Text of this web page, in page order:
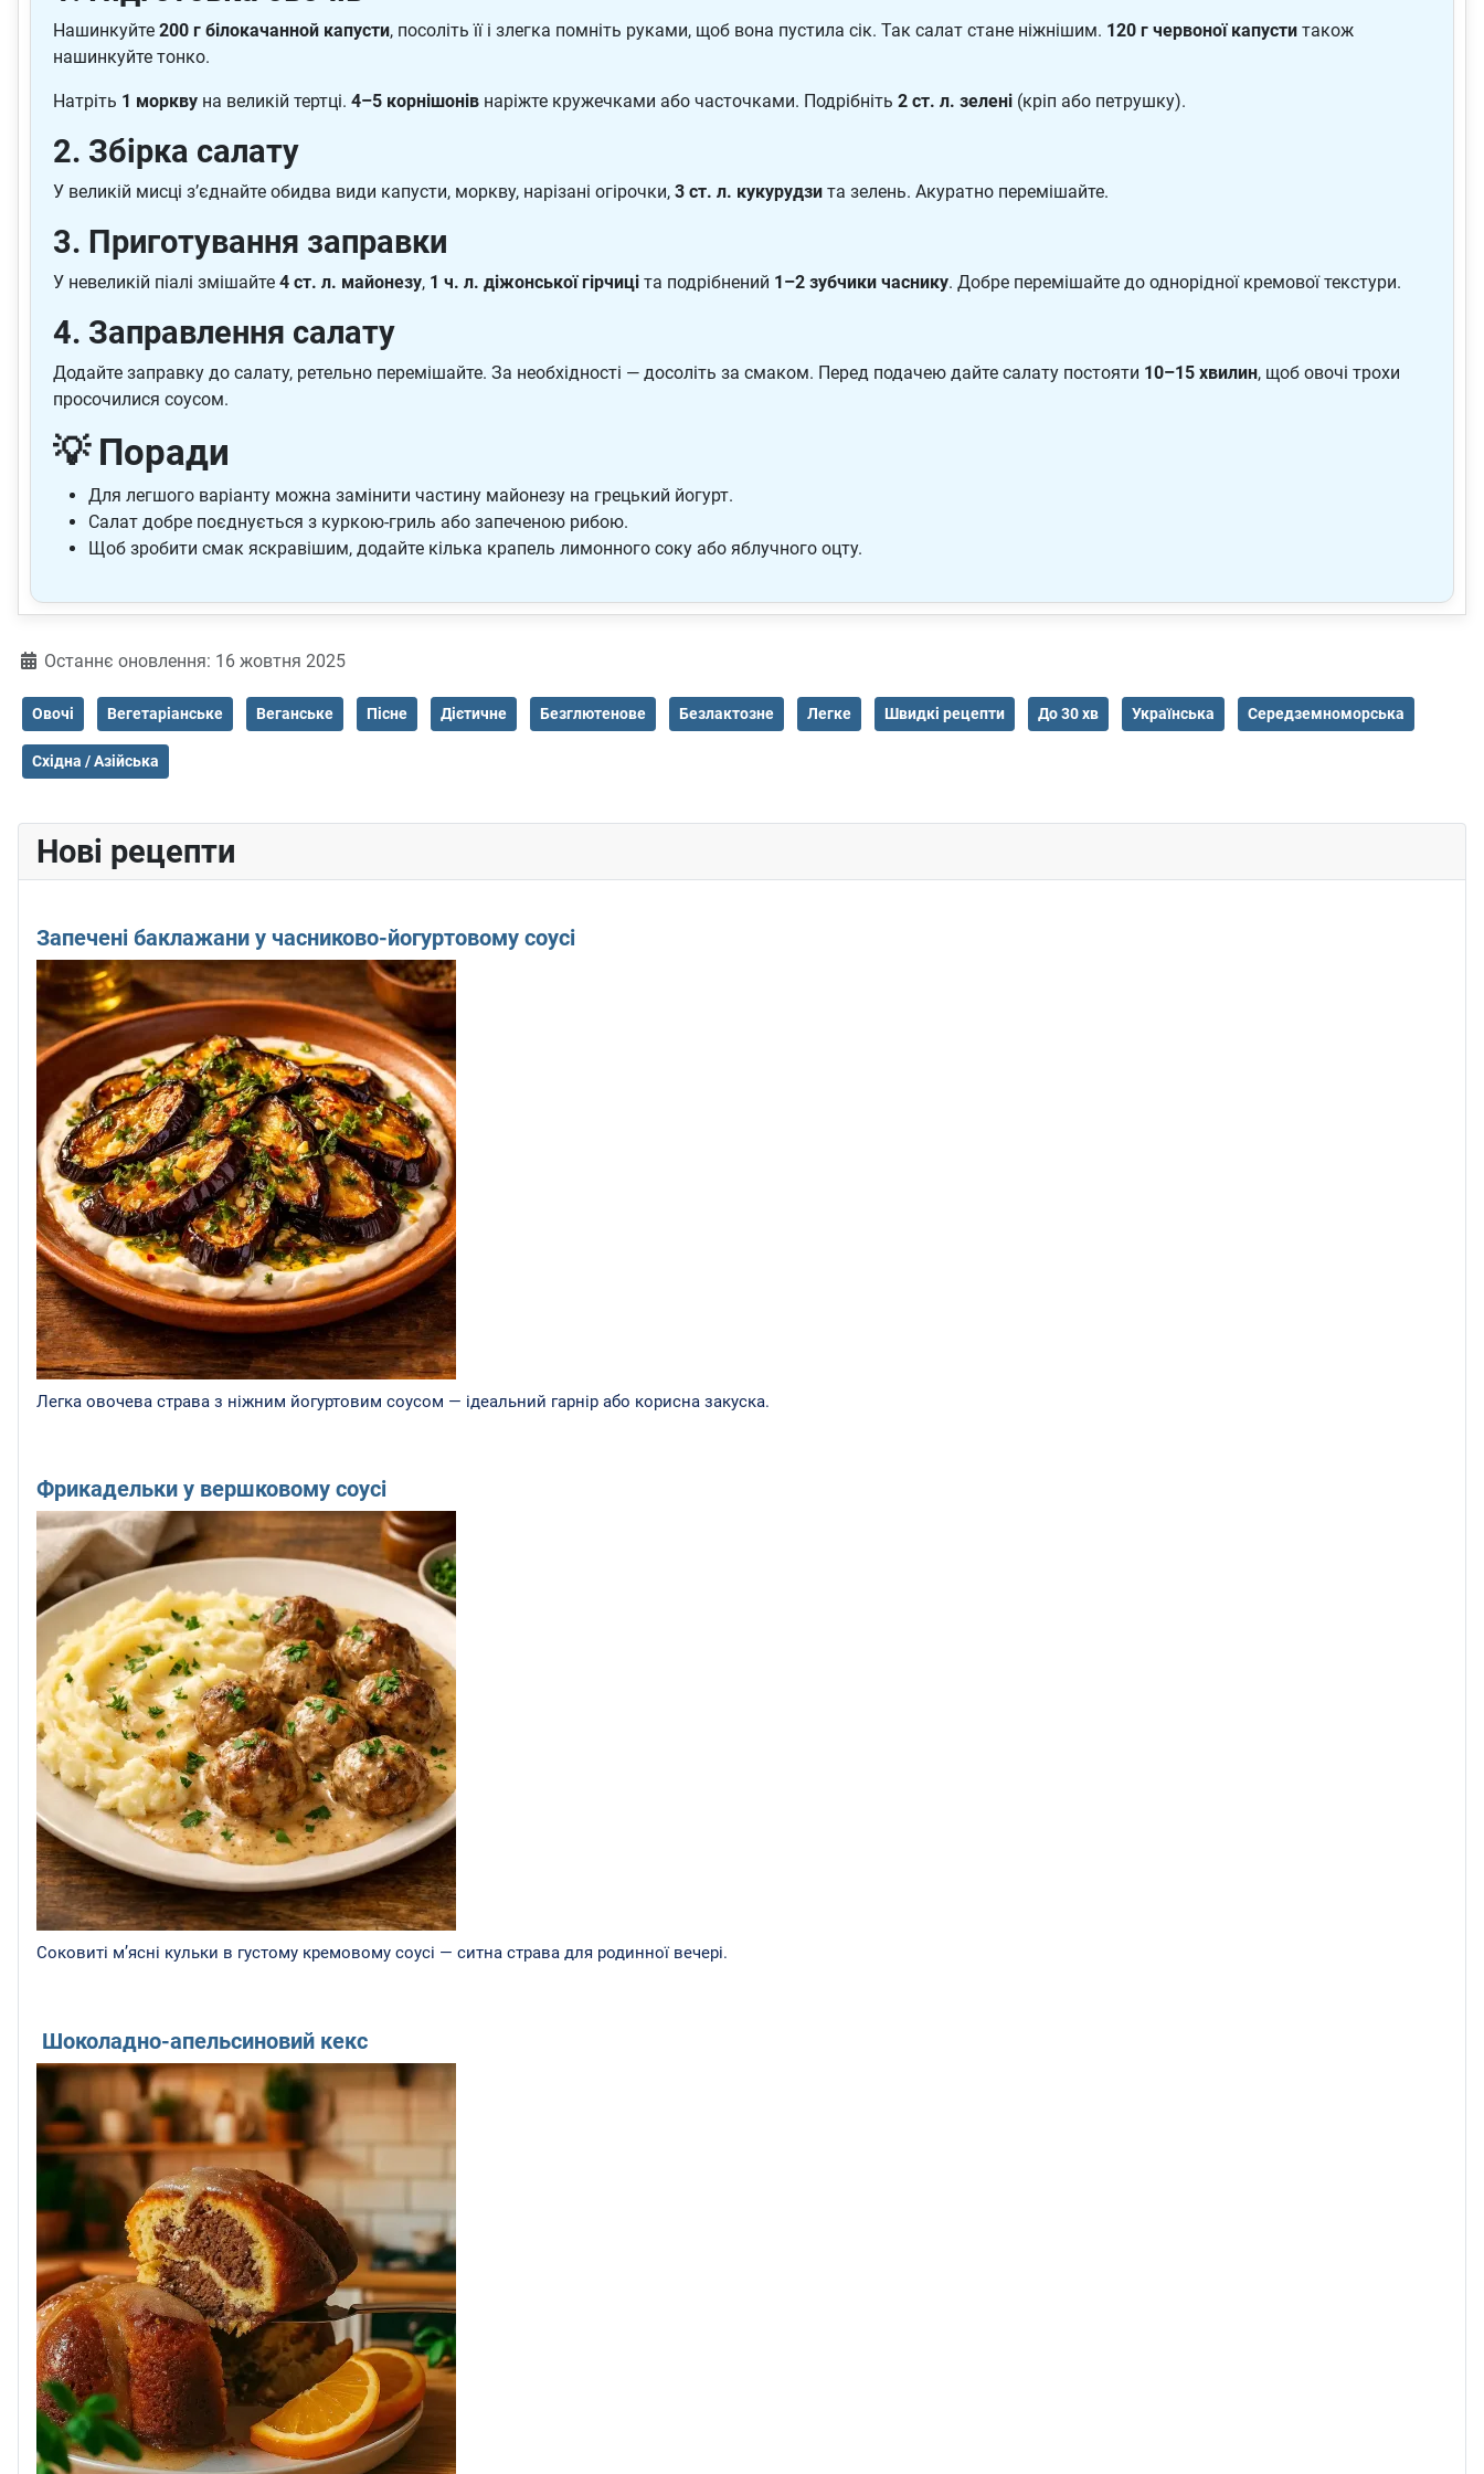
Нашинкуйте 200 г білокачанной капусти, посоліть її і злегка помніть руками, щоб вона пустила сік. Так салат стане ніжнішим. 120 г червоної капусти також
нашинкуйте тонко.
Натріть 1 моркву на великій тертці. 4–5 корнішонів наріжте кружечками або часточками. Подрібніть 2 ст. л. зелені (кріп або петрушку).
2. Збірка салату
У великій мисці з’єднайте обидва види капусти, моркву, нарізані огірочки, 3 ст. л. кукурудзи та зелень. Акуратно перемішайте.
3. Приготування заправки
У невеликій піалі змішайте 4 ст. л. майонезу, 1 ч. л. діжонської гірчиці та подрібнений 1–2 зубчики часнику. Добре перемішайте до однорідної кремової текстури.
4. Заправлення салату
Додайте заправку до салату, ретельно перемішайте. За необхідності — досоліть за смаком. Перед подачею дайте салату постояти 10–15 хвилин, щоб овочі трохи
просочилися соусом.
💡 Поради
Для легшого варіанту можна замінити частину майонезу на грецький йогурт.
Салат добре поєднується з куркою-гриль або запеченою рибою.
Щоб зробити смак яскравішим, додайте кілька крапель лимонного соку або яблучного оцту.
ДеталіОстаннє оновлення: 16 жовтня 2025
Овочі Вегетаріанське Веганське Пісне Дієтичне Безглютенове Безлактозне Легке Швидкі рецепти До 30 хв Українська Середземноморська
Східна / Азійська
Нові рецепти
Запечені баклажани у часниково-йогуртовому соусі
Легка овочева страва з ніжним йогуртовим соусом — ідеальний гарнір або корисна закуска.
Фрикадельки у вершковому соусі
Соковиті м’ясні кульки в густому кремовому соусі — ситна страва для родинної вечері.
Шоколадно-апельсиновий кекс